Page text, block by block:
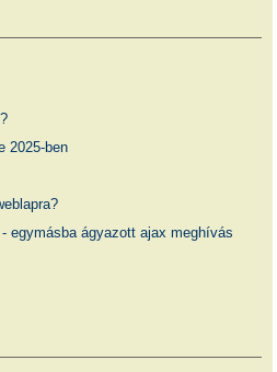
2025-ben
egymásba ágyazott ajax meghívás